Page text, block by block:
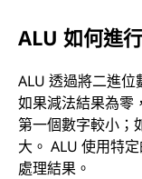
ALU 如何進
ALU 透過將二進位
如果減法結果為零
第一個數字較小；
大。 ALU 使用特
處理結果。